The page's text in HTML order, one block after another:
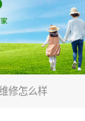
修怎么样